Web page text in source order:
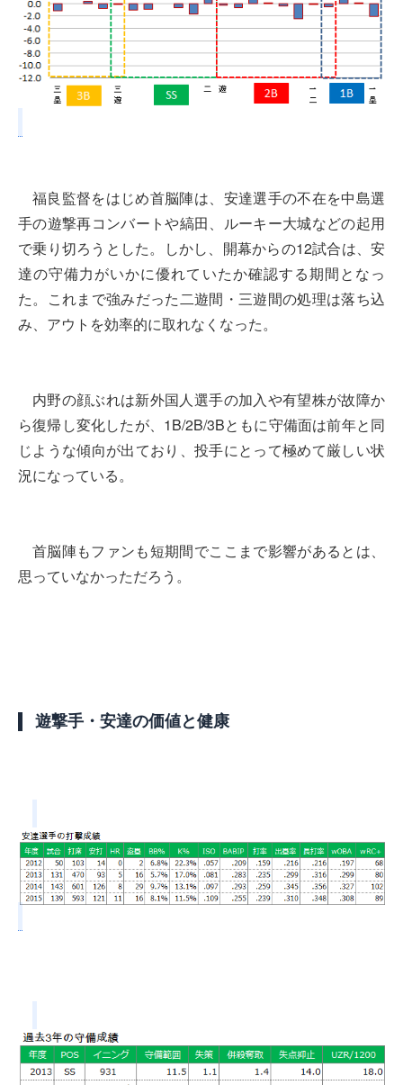
福良監督をはじめ首脳陣は、安達選手の不在を中島選
手の遊撃再コンバートや縞田、ルーキー大城などの起用
で乗り切ろうとした。しかし、開幕からの12試合は、安
達の守備力がいかに優れていたか確認する期間となっ
た。これまで強みだった二遊間・三遊間の処理は落ち込
み、アウトを効率的に取れなくなった。
内野の顔ぶれは新外国人選手の加入や有望株が故障か
ら復帰し変化したが、1B/2B/3Bともに守備面は前年と同
じような傾向が出ており、投手にとって極めて厳しい状
況になっている。
首脳陣もファンも短期間でここまで影響があるとは、
思っていなかっただろう。
遊撃手・安達の価値と健康